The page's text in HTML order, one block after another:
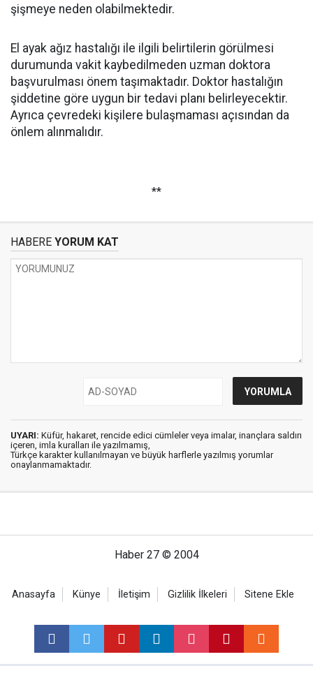
şişmeye neden olabilmektedir.
El ayak ağız hastalığı ile ilgili belirtilerin görülmesi
durumunda vakit kaybedilmeden uzman doktora
başvurulması önem taşımaktadır. Doktor hastalığın
şiddetine göre uygun bir tedavi planı belirleyecektir.
Ayrıca çevredeki kişilere bulaşmaması açısından da
önlem alınmalıdır.
**
HABERE YORUM KAT
UYARI: Küfür, hakaret, rencide edici cümleler veya imalar, inançlara saldırı
içeren, imla kuralları ile yazılmamış,
Türkçe karakter kullanılmayan ve büyük harflerle yazılmış yorumlar
onaylanmamaktadır.
Haber 27 © 2004
Anasayfa Künye İletişim Gizlilik İlkeleri Sitene Ekle